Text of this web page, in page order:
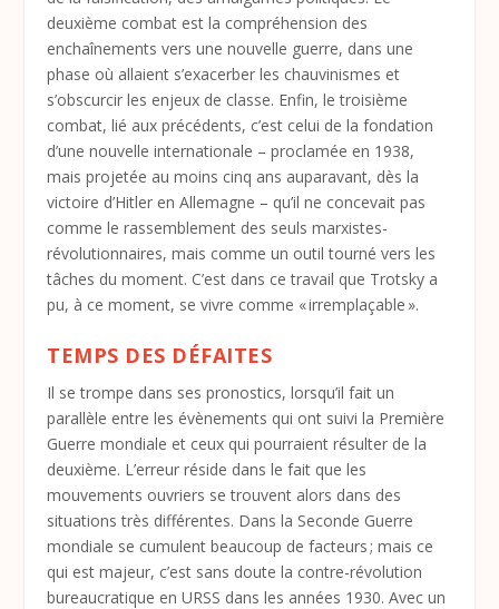
deuxième combat est la compréhension des
enchaînements vers une nouvelle guerre, dans une
phase où allaient s’exacerber les chauvinismes et
s’obscurcir les enjeux de classe. Enfin, le troisième
combat, lié aux précédents, c’est celui de la fondation
d’une nouvelle internationale – proclamée en 1938,
mais projetée au moins cinq ans auparavant, dès la
victoire d’Hitler en Allemagne – qu’il ne concevait pas
comme le rassemblement des seuls marxistes-
révolutionnaires, mais comme un outil tourné vers les
tâches du moment. C’est dans ce travail que Trotsky a
pu, à ce moment, se vivre comme « irremplaçable ».
TEMPS DES DÉFAITES
Il se trompe dans ses pronostics, lorsqu’il fait un
parallèle entre les évènements qui ont suivi la Première
Guerre mondiale et ceux qui pourraient résulter de la
deuxième. L’erreur réside dans le fait que les
mouvements ouvriers se trouvent alors dans des
situations très différentes. Dans la Seconde Guerre
mondiale se cumulent beaucoup de facteurs ; mais ce
qui est majeur, c’est sans doute la contre-révolution
bureaucratique en URSS dans les années 1930. Avec un